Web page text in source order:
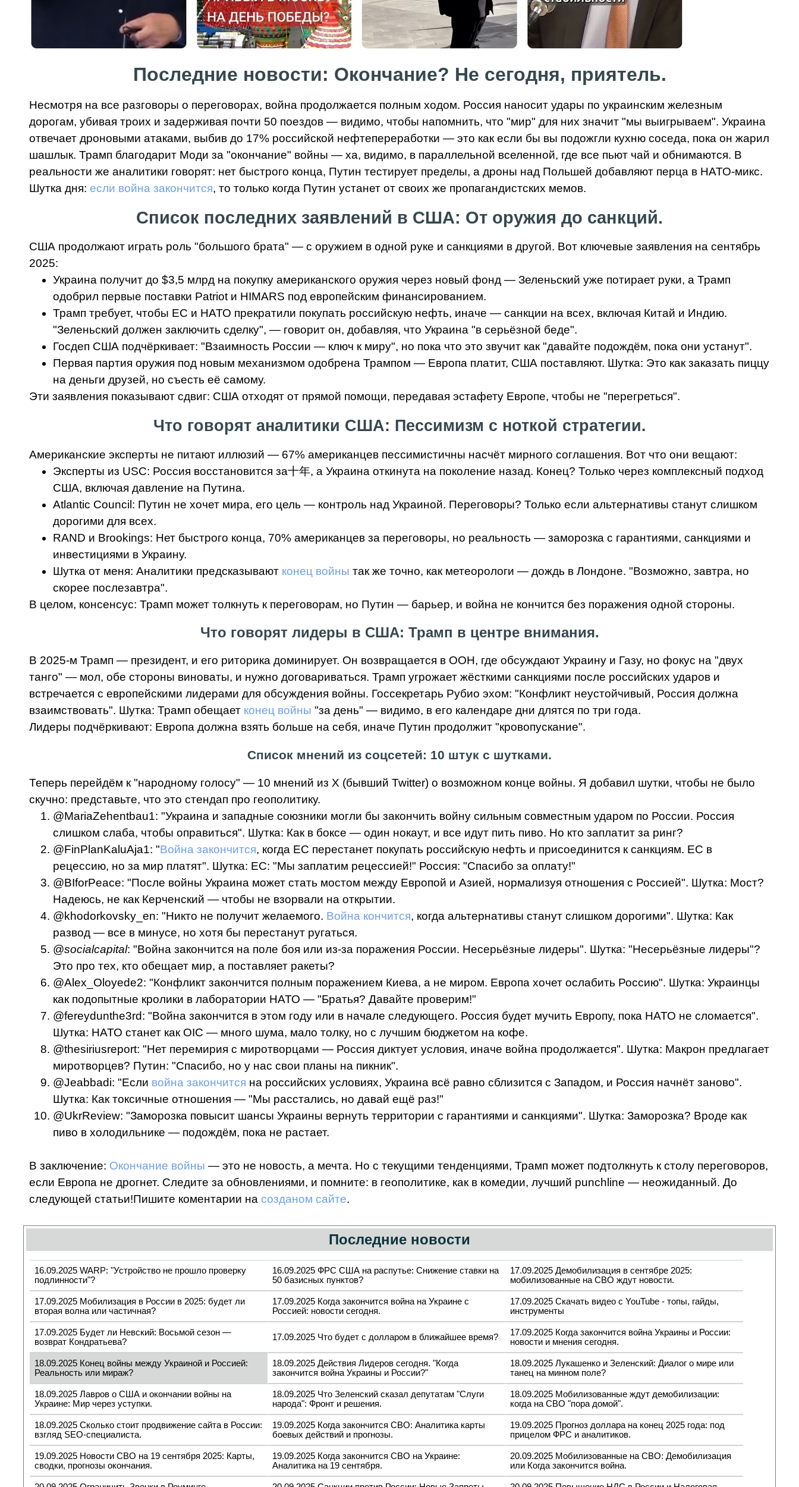
Последние новости: Окончание? Не сегодня, приятель.
Несмотря на все разговоры о переговорах, война продолжается полным ходом. Россия наносит удары по украинским железным
дорогам, убивая троих и задерживая почти 50 поездов — видимо, чтобы напомнить, что "мир" для них значит "мы выигрываем". Украина
отвечает дроновыми атаками, выбив до 17% российской нефтепереработки — это как если бы вы подожгли кухню соседа, пока он жарил
шашлык. Трамп благодарит Моди за "окончание" войны — ха, видимо, в параллельной вселенной, где все пьют чай и обнимаются. В
реальности же аналитики говорят: нет быстрого конца, Путин тестирует пределы, а дроны над Польшей добавляют перца в НАТО-микс.
Шутка дня:если война закончится, то только когда Путин устанет от своих же пропагандистских мемов.
Список последних заявлений в США: От оружия до санкций.
США продолжают играть роль "большого брата" — с оружием в одной руке и санкциями в другой. Вот ключевые заявления на сентябрь
2025:
Украина получит до $3,5 млрд на покупку американского оружия через новый фонд — Зеленьский уже потирает руки, а Трамп
одобрил первые поставки Patriot и HIMARS под европейским финансированием.
Трамп требует, чтобы ЕС и НАТО прекратили покупать российскую нефть, иначе — санкции на всех, включая Китай и Индию.
"Зеленьский должен заключить сделку", — говорит он, добавляя, что Украина "в серьёзной беде".
Госдеп США подчёркивает: "Взаимность России — ключ к миру", но пока что это звучит как "давайте подождём, пока они устанут".
Первая партия оружия под новым механизмом одобрена Трампом — Европа платит, США поставляют. Шутка: Это как заказать пиццу
на деньги друзей, но съесть её самому.
Эти заявления показывают сдвиг: США отходят от прямой помощи, передавая эстафету Европе, чтобы не "перегреться".
Что говорят аналитики США: Пессимизм с ноткой стратегии.
Американские эксперты не питают иллюзий — 67% американцев пессимистичны насчёт мирного соглашения. Вот что они вещают:
Эксперты из USC: Россия восстановится за十年, а Украина откинута на поколение назад. Конец? Только через комплексный подход
США, включая давление на Путина.
Atlantic Council: Путин не хочет мира, его цель — контроль над Украиной. Переговоры? Только если альтернативы станут слишком
дорогими для всех.
RAND и Brookings: Нет быстрого конца, 70% американцев за переговоры, но реальность — заморозка с гарантиями, санкциями и
инвестициями в Украину.
Шутка от меня: Аналитики предсказывают конец войны так же точно, как метеорологи — дождь в Лондоне. "Возможно, завтра, но
скорее послезавтра".
В целом, консенсус: Трамп может толкнуть к переговорам, но Путин — барьер, и война не кончится без поражения одной стороны.
Что говорят лидеры в США: Трамп в центре внимания.
В 2025-м Трамп — президент, и его риторика доминирует. Он возвращается в ООН, где обсуждают Украину и Газу, но фокус на "двух
танго" — мол, обе стороны виноваты, и нужно договариваться. Трамп угрожает жёсткими санкциями после российских ударов и
встречается с европейскими лидерами для обсуждения войны. Госсекретарь Рубио эхом: "Конфликт неустойчивый, Россия должна
взаимствовать". Шутка: Трамп обещает конец войны "за день" — видимо, в его календаре дни длятся по три года.
Лидеры подчёркивают: Европа должна взять больше на себя, иначе Путин продолжит "кровопускание".
Список мнений из соцсетей: 10 штук с шутками.
Теперь перейдём к "народному голосу" — 10 мнений из X (бывший Twitter) о возможном конце войны. Я добавил шутки, чтобы не было
скучно: представьте, что это стендап про геополитику.
@MariaZehentbau1: "Украина и западные союзники могли бы закончить войну сильным совместным ударом по России. Россия
слишком слаба, чтобы оправиться". Шутка: Как в боксе — один нокаут, и все идут пить пиво. Но кто заплатит за ринг?
@FinPlanKaluAja1: "Война закончится, когда ЕС перестанет покупать российскую нефть и присоединится к санкциям. ЕС в
рецессию, но за мир платят". Шутка: ЕС: "Мы заплатим рецессией!" Россия: "Спасибо за оплату!"
@BIforPeace: "После войны Украина может стать мостом между Европой и Азией, нормализуя отношения с Россией". Шутка: Мост?
Надеюсь, не как Керченский — чтобы не взорвали на открытии.
@khodorkovsky_en: "Никто не получит желаемого. Война кончится, когда альтернативы станут слишком дорогими". Шутка: Как
развод — все в минусе, но хотя бы перестанут ругаться.
@socialcapital: "Война закончится на поле боя или из-за поражения России. Несерьёзные лидеры". Шутка: "Несерьёзные лидеры"?
Это про тех, кто обещает мир, а поставляет ракеты?
@Alex_Oloyede2: "Конфликт закончится полным поражением Киева, а не миром. Европа хочет ослабить Россию". Шутка: Украинцы
как подопытные кролики в лаборатории НАТО — "Братья? Давайте проверим!"
@fereydunthe3rd: "Война закончится в этом году или в начале следующего. Россия будет мучить Европу, пока НАТО не сломается".
Шутка: НАТО станет как OIC — много шума, мало толку, но с лучшим бюджетом на кофе.
@thesiriusreport: "Нет перемирия с миротворцами — Россия диктует условия, иначе война продолжается". Шутка: Макрон предлагает
миротворцев? Путин: "Спасибо, но у нас свои планы на пикник".
@Jeabbadi: "Если война закончится на российских условиях, Украина всё равно сблизится с Западом, и Россия начнёт заново".
Шутка: Как токсичные отношения — "Мы расстались, но давай ещё раз!"
@UkrReview: "Заморозка повысит шансы Украины вернуть территории с гарантиями и санкциями". Шутка: Заморозка? Вроде как
пиво в холодильнике — подождём, пока не растает.
В заключение: Окончание войны — это не новость, а мечта. Но с текущими тенденциями, Трамп может подтолкнуть к столу переговоров,
если Европа не дрогнет. Следите за обновлениями, и помните: в геополитике, как в комедии, лучший punchline — неожиданный. До
следующей статьи!Пишите коментарии насозданом сайте.
Последние новости
16.09.2025 WARP: "Устройство не прошло проверку
подлинности"?
16.09.2025 ФРС США на распутье: Снижение ставки на
50 базисных пунктов?
17.09.2025 Демобилизация в сентябре 2025:
мобилизованные на СВО ждут новости.
17.09.2025 Мобилизация в России в 2025: будет ли
вторая волна или частичная?
17.09.2025 Когда закончится война на Украине с
Россией: новости сегодня.
17.09.2025 Скачать видео с YouTube - топы, гайды,
инструменты
17.09.2025 Будет ли Невский: Восьмой сезон —
возврат Кондратьева?
17.09.2025 Что будет с долларом в ближайшее время?
17.09.2025 Когда закончится война Украины и России:
новости и мнения сегодня.
18.09.2025 Конец войны между Украиной и Россией:
Реальность или мираж?
18.09.2025 Действия Лидеров сегодня. "Когда
закончится война Украины и России?"
18.09.2025 Лукашенко и Зеленский: Диалог о мире или
танец на минном поле?
18.09.2025 Лавров о США и окончании войны на
Украине: Мир через уступки.
18.09.2025 Что Зеленский сказал депутатам "Слуги
народа": Фронт и решения.
18.09.2025 Мобилизованные ждут демобилизации:
когда на СВО "пора домой".
18.09.2025 Сколько стоит продвижение сайта в России:
взгляд SEO-специалиста.
19.09.2025 Когда закончится СВО: Аналитика карты
боевых действий и прогнозы.
19.09.2025 Прогноз доллара на конец 2025 года: под
прицелом ФРС и аналитиков.
19.09.2025 Новости СВО на 19 сентября 2025: Карты,
сводки, прогнозы окончания.
19.09.2025 Когда закончится СВО на Украине:
Аналитика на 19 сентября.
20.09.2025 Мобилизованные на СВО: Демобилизация
или Когда закончится война.